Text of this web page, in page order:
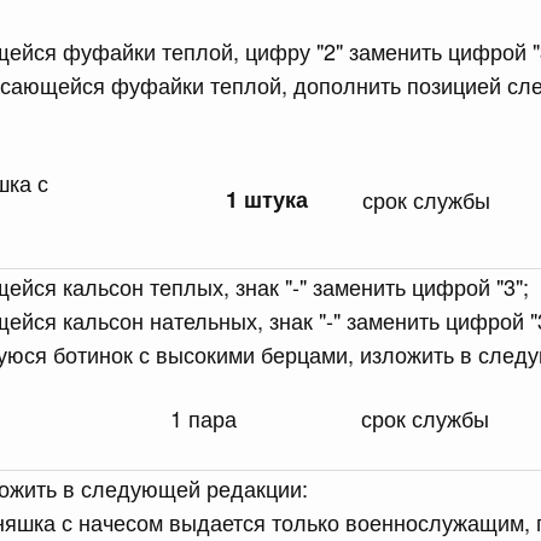
фуфайки теплой, цифру "2" заменить цифрой
фуфайки теплой, дополнить позицией
с
1 штука срок службы
кальсон теплых, знак "-" заменить цифрой "3";
кальсон нательных, знак "-" заменить цифрой
ботинок с высокими берцами, изложить в
1 пара срок службы
в следующей редакции:
с начесом выдается только
Российской Федерации от 12 марта 2022 г.
понедельник
Федерации от 20.07.2026 г. № 915
Российской Федерации от 1 декабря 2021
июля, суббота
Федерации от 18.07.2026 г. № 906
Федерации от 18.07.2026 г. № 904